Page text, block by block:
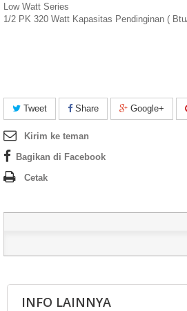
Low Watt Series
1/2 PK 320 Watt Kapasitas Pendinginan (
Tweet Share Google+
Kirim ke teman
Bagikan di Facebook
Cetak
INFO LAINNYA